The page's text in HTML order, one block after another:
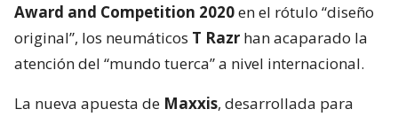
Award and Competition 2020en el rótulo “diseño
original”, los neumáticos T Razr han acaparado la
atención del “mundo tuerca” a nivel internacional.
La nueva apuesta de Maxxis, desarrollada para